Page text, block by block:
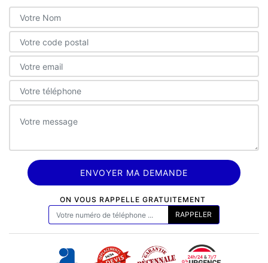
ON VOUS RAPPELLE GRATUITEMENT